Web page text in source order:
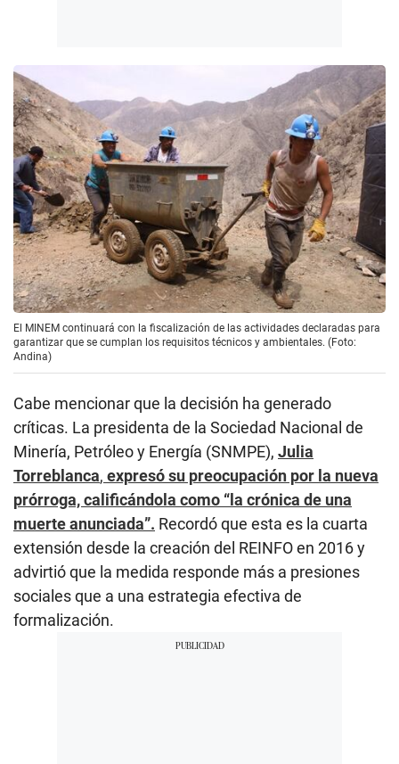
El MINEM continuará con la fiscalización de las actividades declaradas para
garantizar que se cumplan los requisitos técnicos y ambientales. (Foto:
Andina)
Cabe mencionar que la decisión ha generado
críticas. La presidenta de la Sociedad Nacional de
Minería, Petróleo y Energía (SNMPE), Julia
Torreblanca, expresó su preocupación por la nueva
prórroga, calificándola como “la crónica de una
muerte anunciada”. Recordó que esta es la cuarta
extensión desde la creación del REINFO en 2016 y
advirtió que la medida responde más a presiones
sociales que a una estrategia efectiva de
formalización.